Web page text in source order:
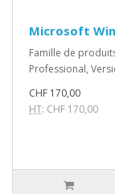
Microsoft
Famille de
Professional,
CHF 170,00
HT: CHF 170,00